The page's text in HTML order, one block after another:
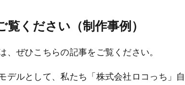
ください（制作事例）
、ぜひこちらの記事をご覧ください。
デルとして、私たち「株式会社ロコっち」自